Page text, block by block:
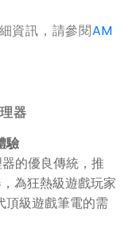
資訊，請參閱AM
器
驗
的優良傳統，推
為狂熱級遊戲玩家
頂級遊戲筆電的需